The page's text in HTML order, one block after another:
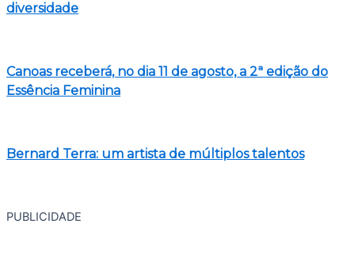
diversidade
Canoas receberá, no dia 11 de agosto, a 2ª edição do
Essência Feminina
Bernard Terra: um artista de múltiplos talentos
PUBLICIDADE